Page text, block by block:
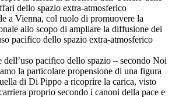
dello spazio extra-atmosferico
a Vienna, col ruolo di promuovere la
allo scopo di ampliare la diffusione dei
pacifico dello spazio extra-atmosferico
dell’uso pacifico dello spazio – secondo Noi
la particolare propensione di una figura
di Di Pippo a ricoprire la carica, visto
proprio secondo i canoni della pace e